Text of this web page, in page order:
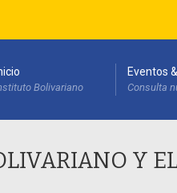
Bolivariano
Eventos
Consulta
Y